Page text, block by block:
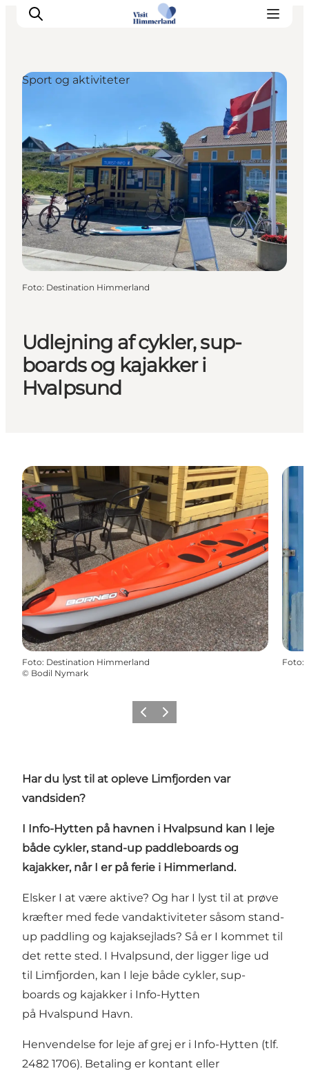
Udforsk naturen
Himmerlandsbyer
DET SKER
Planlæg din ferie
Book Oplevelser
Praktisk info
Udlejning af cykler, sup-
boards og kajakker i
Hvalpsund
Sport og aktiviteter
Foto: Destination Himmerland
Foto: Destination Himmerland
© Bodil Nymark
Foto:
Forrige billede
Næste billede
Har du lyst til at opleve Limfjorden var
vandsiden?
I Info-Hytten på havnen i Hvalpsund kan I leje
både cykler, stand-up paddleboards og
kajakker, når I er på ferie i Himmerland.
Elsker I at være aktive? Og har I lyst til at prøve
kræfter med fede vandaktiviteter såsom stand-
up paddling og kajaksejlads? Så er I kommet til
det rette sted. I Hvalpsund, der ligger lige ud
til Limfjorden, kan I leje både cykler, sup-
boards og kajakker i Info-Hytten
på Hvalspund Havn.
Henvendelse for leje af grej er i Info-Hytten (tlf.
2482 1706). Betaling er kontant eller